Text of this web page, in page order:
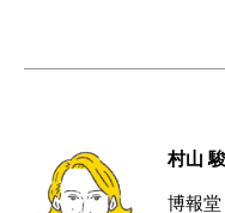
村山 駿
博報